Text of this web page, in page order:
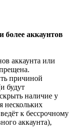
более аккаунтов
аккаунта или
причиной
будут
наличие у
нескольких
к бессрочному
аккаунта),